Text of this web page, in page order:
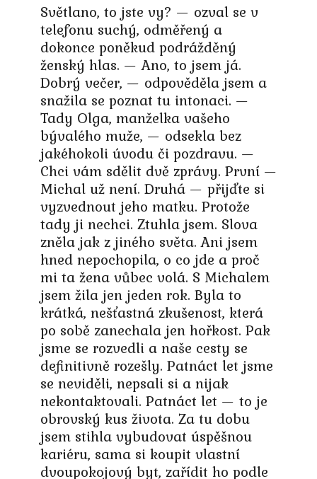
Světlano, to jste vy? — ozval se v
telefonu suchý, odměřený a
dokonce poněkud podrážděný
ženský hlas. — Ano, to jsem já.
Dobrý večer, — odpověděla jsem a
snažila se poznat tu intonaci. —
Tady Olga, manželka vašeho
bývalého muže, — odsekla bez
jakéhokoli úvodu či pozdravu. —
Chci vám sdělit dvě zprávy. První —
Michal už není. Druhá — přijďte si
vyzvednout jeho matku. Protože
tady ji nechci. Ztuhla jsem. Slova
zněla jak z jiného světa. Ani jsem
hned nepochopila, o co jde a proč
mi ta žena vůbec volá. S Michalem
jsem žila jen jeden rok. Byla to
krátká, nešťastná zkušenost, která
po sobě zanechala jen hořkost. Pak
jsme se rozvedli a naše cesty se
definitivně rozešly. Patnáct let jsme
se neviděli, nepsali si a nijak
nekontaktovali. Patnáct let — to je
obrovský kus života. Za tu dobu
jsem stihla vybudovat úspěšnou
kariéru, sama si koupit vlastní
dvoupokojový byt, zařídit ho podle